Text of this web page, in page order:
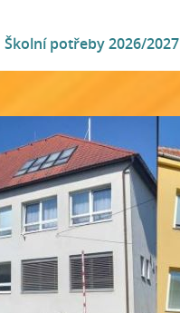
Školní potřeby 2026/2027